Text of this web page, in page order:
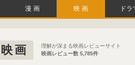
漫画 映画 ドラ
映画
理解が深まる映画レビューサイト
映画レビュー数 5,785件